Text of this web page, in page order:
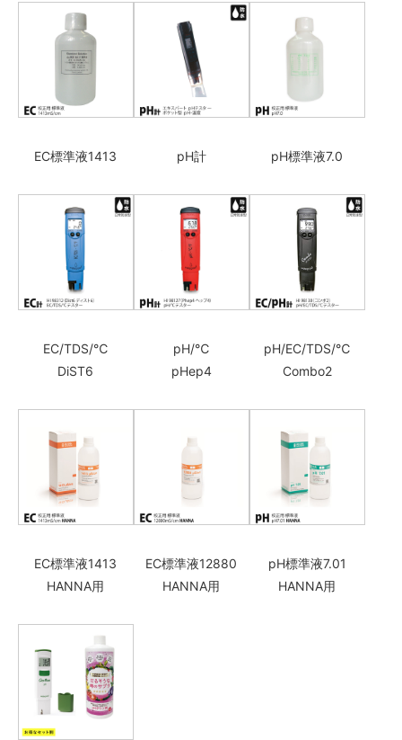
EC標準液1413 pH計 pH標準液7.0
EC/TDS/℃
DiST6
pH/℃
pHep4
pH/EC/TDS/℃
Combo2
EC標準液1413
HANNA用
EC標準液12880
HANNA用
pH標準液7.01
HANNA用